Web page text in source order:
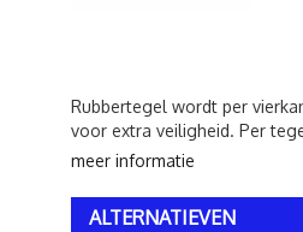
Rubbertegel wordt per
voor extra veiligheid. Per
meer informatie
ALTERNATIEVEN